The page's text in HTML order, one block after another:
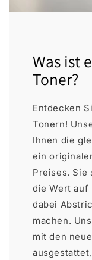
Was ist
Toner?
Entdecken
Tonern!
Ihnen die
ein
Preises. Sie
die Wert auf
dabei
machen.
mit den